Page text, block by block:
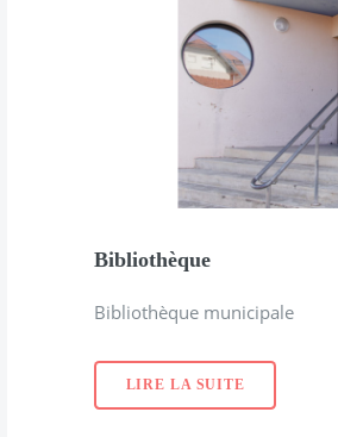
Bibliothèque
Bibliothèque municipale
LIRE LA SUITE